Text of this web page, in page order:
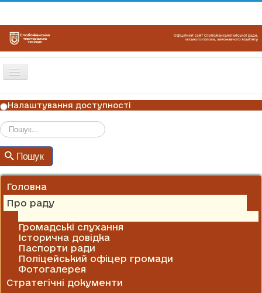
Перемикач
ГОЛОВНА
НОВИНИ
ОГОЛОШЕННЯ
ГРАФІКИ ПРИЙОМУ
Налаштування доступності
Пошук
Головна
Про раду
Громадські слухання
Історична довідка
Паспорти ради
Поліцейський офіцер громади
Фотогалерея
Стратегічні документи